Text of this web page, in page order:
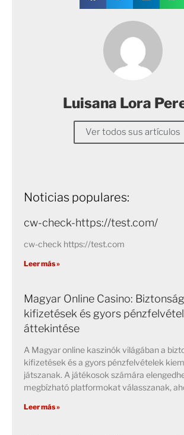
Luisana Lora
Ver todos sus artículos
Noticias populares:
cw-check-https://test.com/
cw-check https://test.com
Leer más »
Magyar Online Casino:
kifizetések és gyors
áttekintése
A Magyar online kaszinók világában a
kifizetések és a gyors pénzfelvételek
játszanak. A játékosok számára
megbízható platformokat válasszanak,
Leer más »